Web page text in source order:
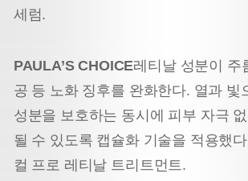
세럼.
PAULA’S CHOICE레티날 성분이 주
공 등 노화 징후를 완화한다. 열과 빛
성분을 보호하는 동시에 피부 자극
될 수 있도록 캡슐화 기술을 적용했
컬 프로 레티날 트리트먼트.